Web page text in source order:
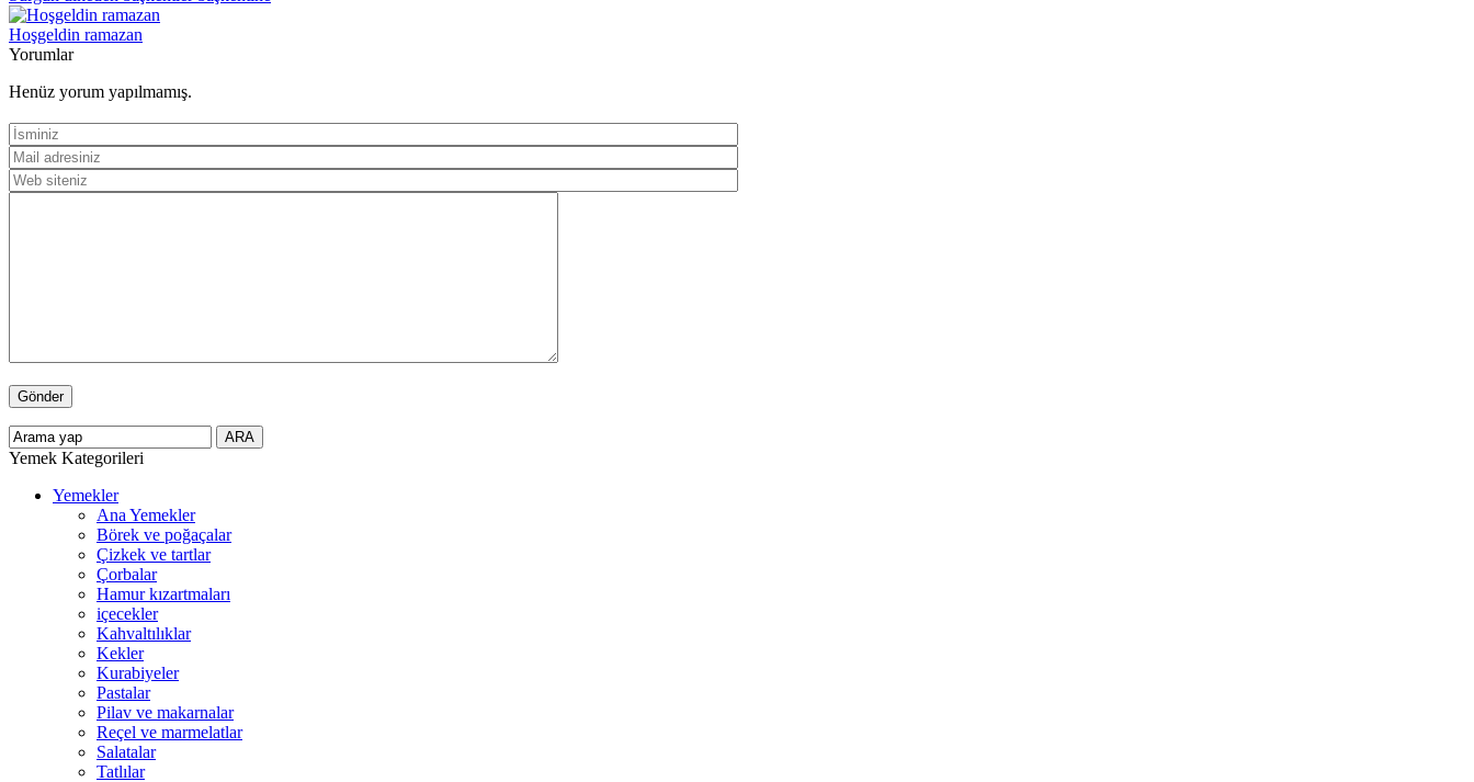
Hoşgeldin ramazan
Yorumlar
Henüz yorum yapılmamış.
Yemek Kategorileri
Yemekler
Ana Yemekler
Börek ve poğaçalar
Çizkek ve tartlar
Çorbalar
Hamur kızartmaları
içecekler
Kahvaltılıklar
Kekler
Kurabiyeler
Pastalar
Pilav ve makarnalar
Reçel ve marmelatlar
Salatalar
Tatlılar